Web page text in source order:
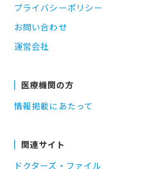
プライバシーポリシー
お問い合わせ
運営会社
医療機関の方
情報掲載にあたって
関連サイト
ドクターズ・ファイル